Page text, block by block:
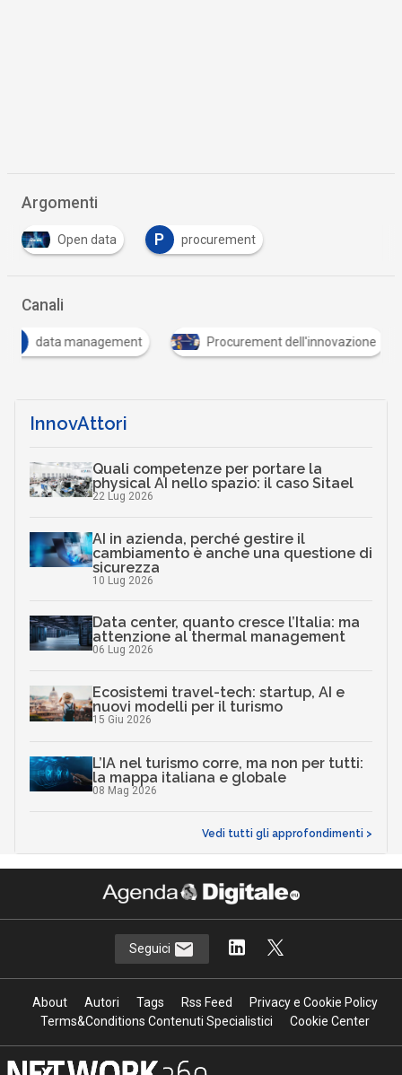
Argomenti
Open data P procurement
Canali
data management Procurement dell'innovazione
InnovAttori
Quali competenze per portare la
physical AI nello spazio: il caso Sitael
22 Lug 2026
AI in azienda, perché gestire il
cambiamento è anche una questione di
sicurezza
10 Lug 2026
Data center, quanto cresce l’Italia: ma
attenzione al thermal management
06 Lug 2026
Ecosistemi travel-tech: startup, AI e
nuovi modelli per il turismo
15 Giu 2026
L’IA nel turismo corre, ma non per tutti:
la mappa italiana e globale
08 Mag 2026
Vedi tutti gli approfondimenti >
Seguici
About Autori Tags Rss Feed
Privacy e Cookie Policy
Terms&Conditions Contenuti Specialistici
Cookie Center